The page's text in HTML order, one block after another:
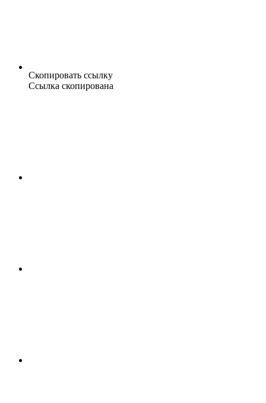
Скопировать ссылку
Ссылка скопирована